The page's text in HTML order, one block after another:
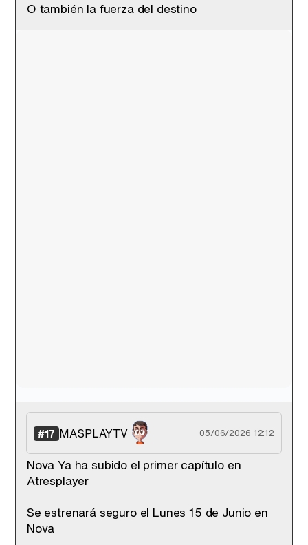
O también la fuerza del destino
#17 MASPLAYTV 05/06/2026 12:12
Nova Ya ha subido el primer capítulo en
Atresplayer
Se estrenará seguro el Lunes 15 de Junio en
Nova